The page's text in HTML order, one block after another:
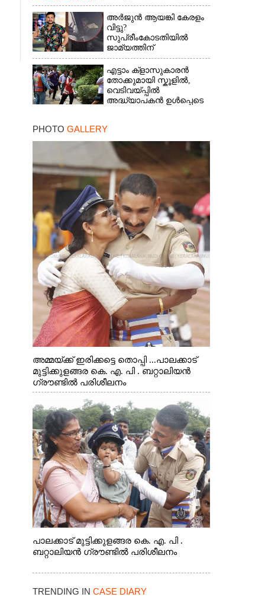
കസ്റ്റഡിയിൽ
അർജുൻ ആയങ്കി കേരളം
വിട്ടു?
സുപ്രീംകോടതിയിൽ
ജാമ്യത്തിന്
ശ്രമിക്കുന്നതായി സംശയം
എട്ടാം ക്ളാസുകാരൻ
തോക്കുമായി സ്കൂളിൽ,
വെടിവയ്പ്പിൽ
അദ്ധ്യാപകൻ ഉൾപ്പെടെ
PHOTO GALLERY
അമ്മയ്ക്ക് ഇരിക്കട്ടെ തൊപ്പി ...പാലക്കാട്
മുട്ടിക്കുളങ്ങര കെ. എ. പി . ബറ്റാലിയൻ
ഗ്രൗണ്ടിൽ പരിശീലനം
പാലക്കാട് മുട്ടിക്കുളങ്ങര കെ. എ. പി .
ബറ്റാലിയൻ ഗ്രൗണ്ടിൽ പരിശീലനം
TRENDING IN CASE DIARY